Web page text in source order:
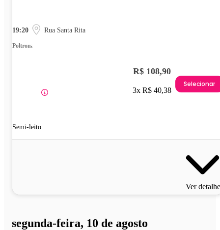
19:20 Rua Santa Rita
Poltrona
Semi-leito
R$ 108,90
3x R$ 40,38
Selecionar
Ver
segunda-feira, 10 de agosto